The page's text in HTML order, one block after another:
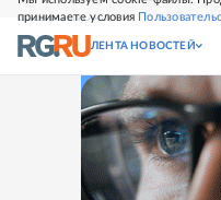
принимаете условия
СВЕЖИЙ НОМЕР
ЛЕНТА НОВОСТЕЙ